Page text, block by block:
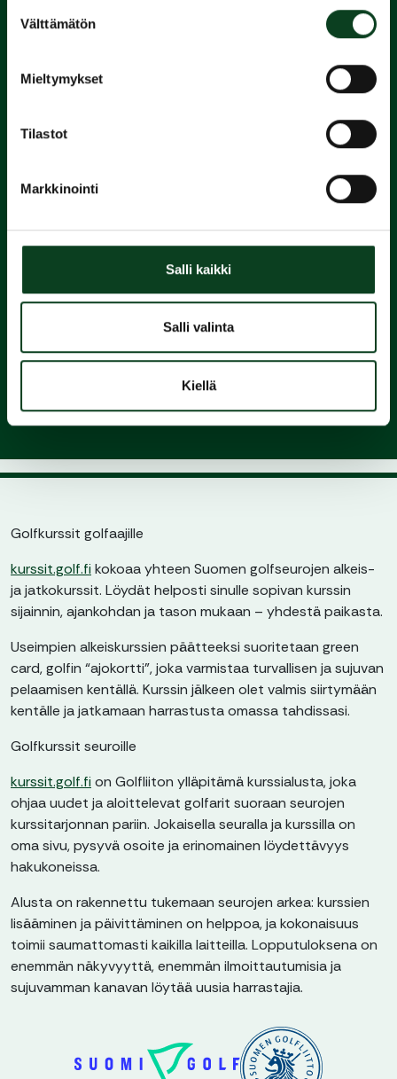
valinta
Välttämätön
Mieltymykset
Tilastot
Markkinointi
Salli kaikki
Salli valinta
Kiellä
1.
Suorita
Green Card
3.
seuraan ja nauti pelaamisesta
Golfkurssit golfaajille
kurssit.golf.fi kokoaa yhteen Suomen golfseurojen alkeis-
ja jatkokurssit. Löydät helposti sinulle sopivan kurssin
sijainnin, ajankohdan ja tason mukaan – yhdestä paikasta.
Useimpien alkeiskurssien päätteeksi suoritetaan green
card, golfin “ajokortti”, joka varmistaa turvallisen ja sujuvan
pelaamisen kentällä. Kurssin jälkeen olet valmis siirtymään
kentälle ja jatkamaan harrastusta omassa tahdissasi.
Golfkurssit seuroille
kurssit.golf.fi on Golfliiton ylläpitämä kurssialusta, joka
ohjaa uudet ja aloittelevat golfarit suoraan seurojen
kurssitarjonnan pariin. Jokaisella seuralla ja kurssilla on
oma sivu, pysyvä osoite ja erinomainen löydettävyys
hakukoneissa.
Alusta on rakennettu tukemaan seurojen arkea: kurssien
lisääminen ja päivittäminen on helppoa, ja kokonaisuus
toimii saumattomasti kaikilla laitteilla. Lopputuloksena on
enemmän näkyvyyttä, enemmän ilmoittautumisia ja
sujuvamman kanavan löytää uusia harrastajia.